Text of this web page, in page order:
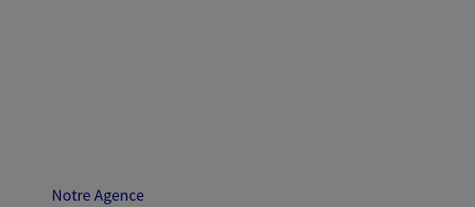
Notre Agence